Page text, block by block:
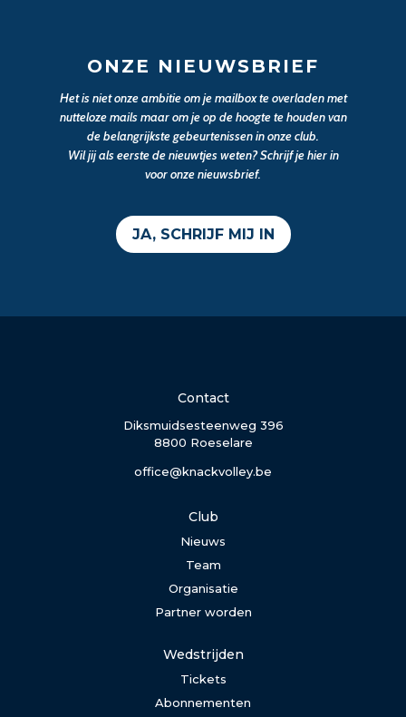
ONZE NIEUWSBRIEF
Het is niet onze ambitie om je mailbox te overladen met
nutteloze mails maar om je op de hoogte te houden van
de belangrijkste gebeurtenissen in onze club.
Wil jij als eerste de nieuwtjes weten? Schrijf je hier in
voor onze nieuwsbrief.
JA, SCHRIJF MIJ IN
Contact
Diksmuidsesteenweg 396
8800 Roeselare
office@knackvolley.be
Club
Nieuws
Team
Organisatie
Partner worden
Wedstrijden
Tickets
Abonnementen